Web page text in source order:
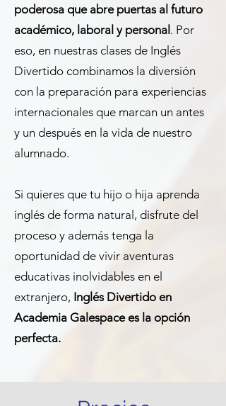
poderosa que abre puertas al futuro
académico, laboral y personal . Por
eso, en nuestras clases de Inglés
Divertido combinamos la diversión
con la preparación para experiencias
internacionales que marcan un antes
y un después en la vida de nuestro
alumnado.
Si quieres que tu hijo o hija aprenda
inglés de forma natural, disfrute del
proceso y además tenga la
oportunidad de vivir aventuras
educativas inolvidables en el
extranjero, Inglés Divertido en
Academia Galespace es la opción
perfecta.